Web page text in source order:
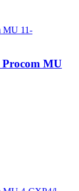
MU